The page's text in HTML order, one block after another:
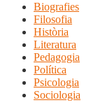
Biografies
Filosofia
Història
Literatura
Pedagogia
Política
Psicologia
Sociologia